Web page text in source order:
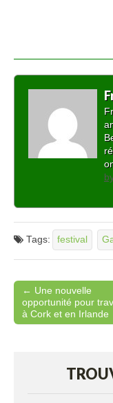
Tags: festival
Post navigation
← Une nouvelle
opportunité pour
à Cork et en Irlande